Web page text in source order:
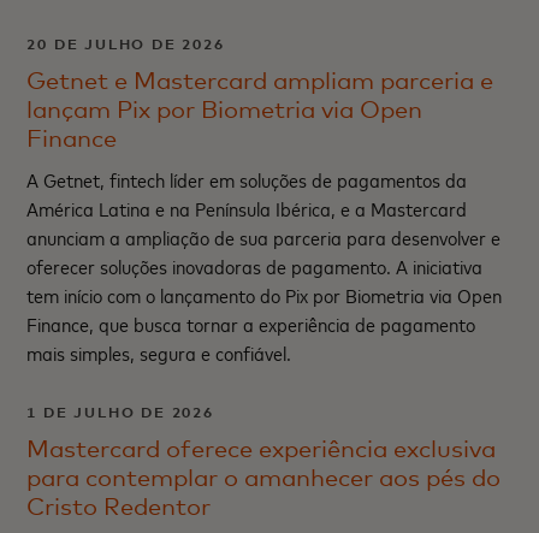
20 DE JULHO DE 2026
Getnet e Mastercard ampliam parceria e
lançam Pix por Biometria via Open
Finance
A Getnet, fintech líder em soluções de pagamentos da
América Latina e na Península Ibérica, e a Mastercard
anunciam a ampliação de sua parceria para desenvolver e
oferecer soluções inovadoras de pagamento. A iniciativa
tem início com o lançamento do Pix por Biometria via Open
Finance, que busca tornar a experiência de pagamento
mais simples, segura e confiável.
1 DE JULHO DE 2026
Mastercard oferece experiência exclusiva
para contemplar o amanhecer aos pés do
Cristo Redentor